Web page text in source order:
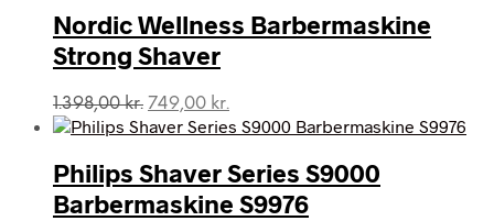
Nordic Wellness Barbermaskine
Strong Shaver
1.398,00kr. Den
oprindelige
var:
1.398,00 kr..
749,00 kr.
aktuelle
er:
749,00 kr..
Philips Shaver Series S9000
Barbermaskine S9976